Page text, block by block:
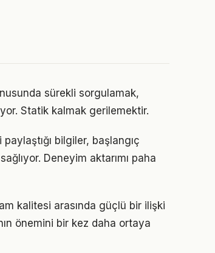
sürekli sorgulamak,
Statik kalmak gerilemektir.
bilgiler, başlangıç
Deneyim aktarımı paha
kalitesi arasında güçlü bir ilişki
önemini bir kez daha ortaya